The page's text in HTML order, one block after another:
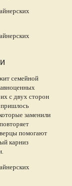
семейной
с двух сторон
пришлось
заменили
помогают
карниз